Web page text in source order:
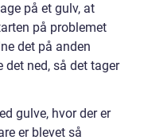
på et gulv, at
på problemet
det på anden
ned, så det tager
gulve, hvor der er
er blevet så